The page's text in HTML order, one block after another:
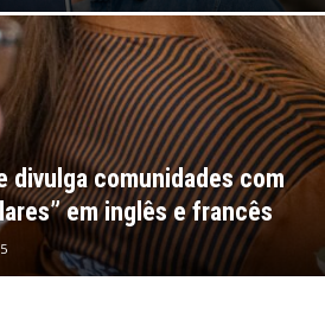
divulga comunidades com
em inglês e francês